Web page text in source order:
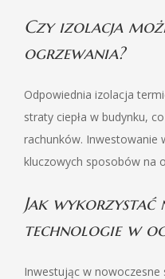
Czy izolacja
ogrzewania?
Odpowiednia izolacja
straty ciepła w budynku,
rachunków. Inwestowanie
kluczowych sposobów na
Jak wykorzystać
technologie w
Inwestując w